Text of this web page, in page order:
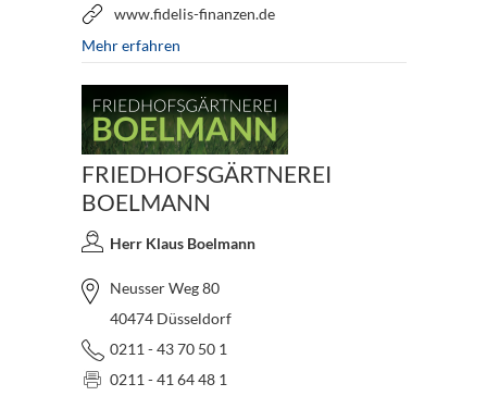
www.fidelis-finanzen.de
Mehr erfahren
FRIEDHOFSGÄRTNEREI
BOELMANN
Herr Klaus Boelmann
Neusser Weg 80
40474 Düsseldorf
0211 - 43 70 50 1
0211 - 41 64 48 1